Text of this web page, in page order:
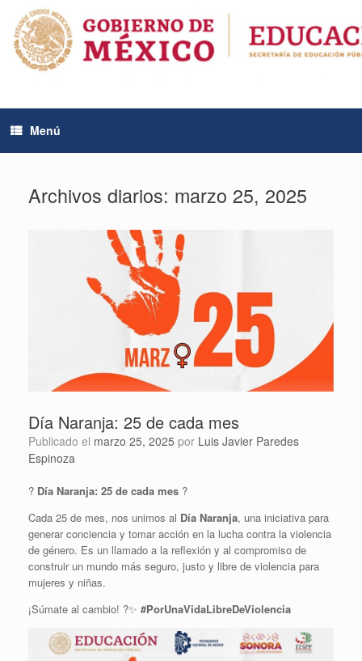
contenido
Menú
Archivos diarios: marzo 25, 2025
Día Naranja: 25 de cada mes
Publicado el marzo 25, 2025 por Luis Javier Paredes
Espinoza
? Día Naranja: 25 de cada mes ?
Cada 25 de mes, nos unimos al Día Naranja, una iniciativa para
generar conciencia y tomar acción en la lucha contra la violencia
de género. Es un llamado a la reflexión y al compromiso de
construir un mundo más seguro, justo y libre de violencia para
mujeres y niñas.
¡Súmate al cambio! ?✨ #PorUnaVidaLibreDeViolencia